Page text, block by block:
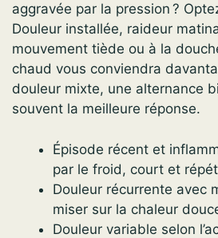
aggravée par la pression ?
Douleur installée, raideur
mouvement tiède ou à la
chaud vous conviendra
douleur mixte, une alternance
souvent la meilleure réponse.
Épisode récent et
par le froid, court et
Douleur récurrente avec
miser sur la chaleur
Douleur variable selon